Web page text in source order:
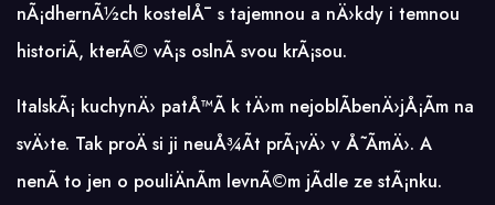
nÃ¡dhernÃ½ch kostelÅ¯ s tajemnou a nÄ›kdy i temnou
historiÃ­, kterÃ© vÃ¡s oslnÃ­ svou krÃ¡sou.
ItalskÃ¡ kuchynÄ› patÅ™Ã­ k tÄ›m nejoblÃ­benÄ›jÅ¡Ã­m na
svÄ›te. Tak proÄ si ji neuÅ¾Ã­t prÃ¡vÄ› v Å˜Ã­mÄ›. A
nenÃ­ to jen o pouliÄnÃ­m levnÃ©m jÃ­dle ze stÃ¡nku.